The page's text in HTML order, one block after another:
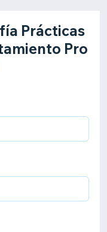
Prácticas
Pro